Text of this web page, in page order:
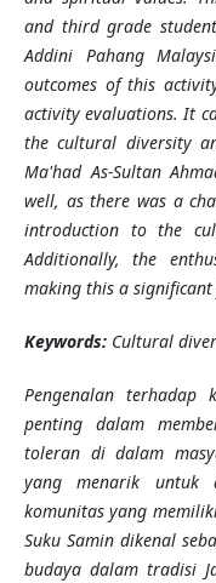
and third grade
Addini Pahang
outcomes of this
activity evaluations. It
the cultural diversity
Ma'had As-Sultan
well, as there was a
introduction to the
Additionally, the
making this a
Keywords:Cultural
Pengenalan terhadap
penting dalam
toleran di dalam
yang menarik untuk
komunitas yang
Suku Samin dikenal
budaya dalam tradisi